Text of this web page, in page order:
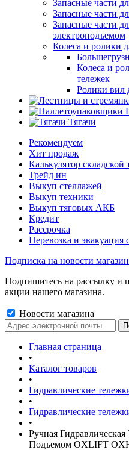
Запасные части
Запасные части
Запасные части
электроподъемом
Колеса и ролики
Колеса и
тележек
Ролики вил
Тягачи
Рекомендуем
Хит продаж
Калькулятор складской
Трейд ин
Выкуп стеллажей
Выкуп техники
Выкуп тяговых АКБ
Кредит
Рассрочка
Перевозка и эвакуация
Подписка на новости
Подпишитесь на рассылку и
акции нашего магазина.
Новости магазина
Главная страница
•
Каталог товаров
•
Гидравлические
•
Гидравлические
•
Ручная
Подъемом OXLIFT